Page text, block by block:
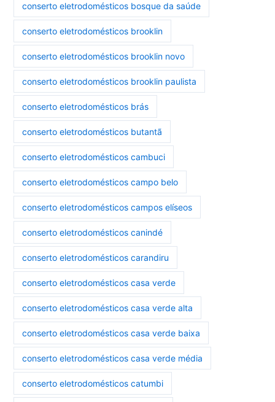
conserto eletrodomésticos bosque da saúde
conserto eletrodomésticos brooklin
conserto eletrodomésticos brooklin novo
conserto eletrodomésticos brooklin paulista
conserto eletrodomésticos brás
conserto eletrodomésticos butantã
conserto eletrodomésticos cambuci
conserto eletrodomésticos campo belo
conserto eletrodomésticos campos elíseos
conserto eletrodomésticos canindé
conserto eletrodomésticos carandiru
conserto eletrodomésticos casa verde
conserto eletrodomésticos casa verde alta
conserto eletrodomésticos casa verde baixa
conserto eletrodomésticos casa verde média
conserto eletrodomésticos catumbi